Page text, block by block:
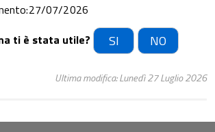
07/2026
ti è stata utile?
SI NO
Ultima modifica: Lunedì 27 Luglio 2026